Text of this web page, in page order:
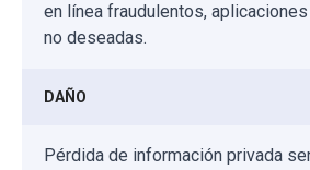
en línea fraudulentos,
no deseadas.
DAÑO
Pérdida de información privada